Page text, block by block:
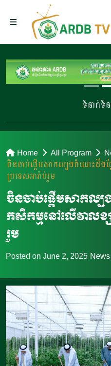
ទំនាក់ទំនងផ្ស
Home All Program
ចិនចាប់ផ្តើមសាកល្បងចំណេះដឹងផ្
ប្រទេសអារ៉ាប់រួម
ចិនចាប់ផ្តើមសាកល្ប
កសិកម្មនៅលើវាលខ្ស
រួម
Posted on June 2, 2025 News